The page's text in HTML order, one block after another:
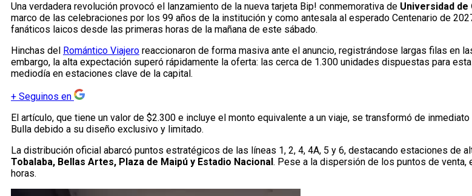
Una verdadera revolución provocó el lanzamiento de la nueva tarjeta Bip! conmemorativa de Universidad de
marco de las celebraciones por los 99 años de la institución y como antesala al esperado Centenario de
fanáticos laicos desde las primeras horas de la mañana de este sábado.
Hinchas del Romántico Viajero reaccionaron de forma masiva ante el anuncio, registrándose largas filas en
embargo, la alta expectación superó rápidamente la oferta: las cerca de 1.300 unidades dispuestas para
mediodía en estaciones clave de la capital.
+ Seguinos en
El artículo, que tiene un valor de $2.300 e incluye el monto equivalente a un viaje, se transformó de
Bulla debido a su diseño exclusivo y limitado.
La distribución oficial abarcó puntos estratégicos de las líneas 1, 2, 4, 4A, 5 y 6, destacando estaciones de
Tobalaba, Bellas Artes, Plaza de Maipú y Estadio Nacional . Pese a la dispersión de los puntos de
horas.